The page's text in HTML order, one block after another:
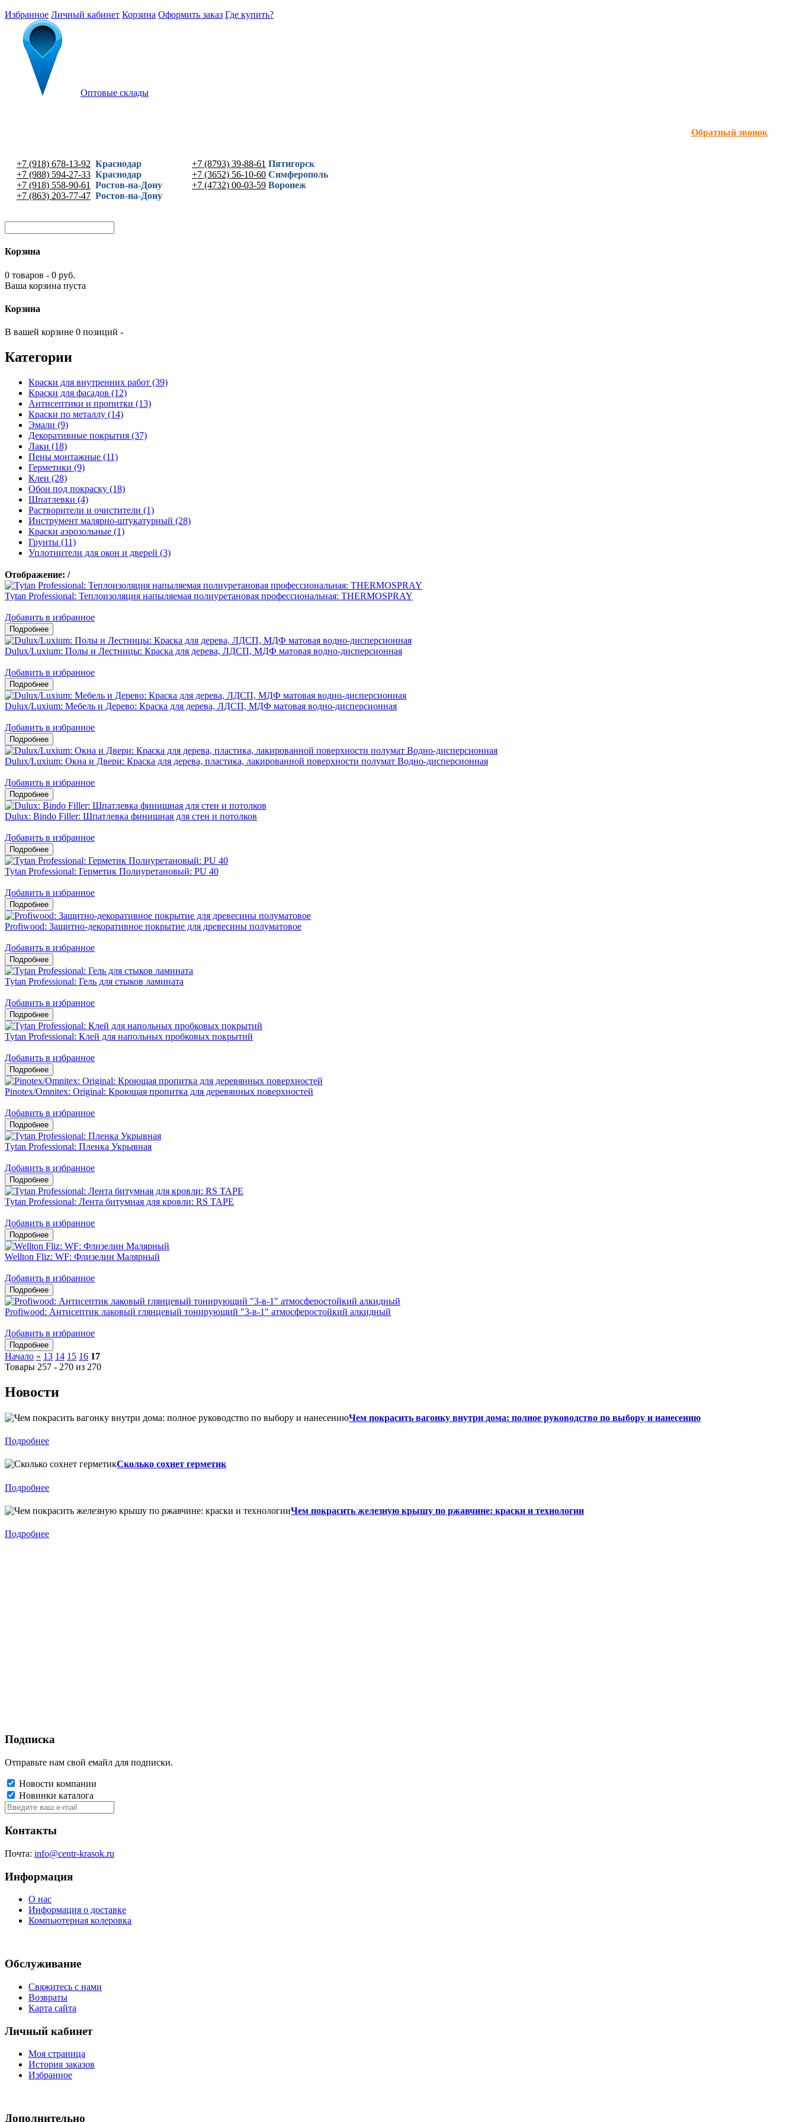
Избранное Личный кабинет Корзина Оформить заказ Где купить?
Оптовые склады
Обратный звонок
+7 (918) 678-13-92 Краснодар
+7 (988) 594-27-33 Краснодар
+7 (918) 558-90-61
Ростов-на-Дону
+7 (863) 203-77-47 Ростов-на-Дону
+7 (8793) 39-88-61 Пятигорск
+7 (3652) 56-10-60 Симферополь
+7 (4732) 00-03-59 Воронеж
Корзина
0 товаров - 0 руб.
Ваша корзина пуста
Корзина
В вашей корзине 0 позиций -
Категории
Краски для внутренних работ (39)
Краски для фасадов (12)
Антисептики и пропитки (13)
Краски по металлу (14)
Эмали (9)
Декоративные покрытия (37)
Лаки (18)
Пены монтажные (11)
Герметики (9)
Клеи (28)
Обои под покраску (18)
Шпатлевки (4)
Растворители и очистители (1)
Инструмент малярно-штукатурный (28)
Краски аэрозольные (1)
Грунты (11)
Уплотнители для окон и дверей (3)
Отображение: /
Tytan Professional: Теплоизоляция напыляемая полиуретановая профессиональная: THERMOSPRAY
Добавить в избранное
Dulux/Luxium: Полы и Лестницы: Краска для дерева, ЛДСП, МДФ матовая водно-дисперсионная
Добавить в избранное
Dulux/Luxium: Мебель и Дерево: Краска для дерева, ЛДСП, МДФ матовая водно-дисперсионная
Добавить в избранное
Dulux/Luxium: Окна и Двери: Краска для дерева, пластика, лакированной поверхности полумат Водно-дисперсионная
Добавить в избранное
Dulux: Bindo Filler: Шпатлевка финишная для стен и потолков
Добавить в избранное
Tytan Professional: Герметик Полиуретановый: PU 40
Добавить в избранное
Profiwood: Защитно-декоративное покрытие для древесины полуматовое
Добавить в избранное
Tytan Professional: Гель для стыков ламината
Добавить в избранное
Tytan Professional: Клей для напольных пробковых покрытий
Добавить в избранное
Pinotex/Omnitex: Original: Кроющая пропитка для деревянных поверхностей
Добавить в избранное
Tytan Professional: Пленка Укрывная
Добавить в избранное
Tytan Professional: Лента битумная для кровли: RS TAPE
Добавить в избранное
Wellton Fliz: WF: Флизелин Малярный
Добавить в избранное
Profiwood: Антисептик лаковый глянцевый тонирующий "3-в-1" атмосферостойкий алкидный
Добавить в избранное
Начало « 13 14 15 16 17
Товары 257 - 270 из 270
Новости
Чем покрасить вагонку внутри дома: полное руководство по выбору и нанесению
Подробнее
Сколько сохнет герметик
Подробнее
Чем покрасить железную крышу по ржавчине: краски и технологии
Подробнее
Подписка
Отправьте нам свой емайл для подписки.
Новости компании
Новинки каталога
Контакты
Почта: info@centr-krasok.ru
Информация
О нас
Информация о доставке
Компьютерная колеровка
Обслуживание
Свяжитесь с нами
Возвраты
Карта сайта
Личный кабинет
Моя страница
История заказов
Избранное
Дополнительно